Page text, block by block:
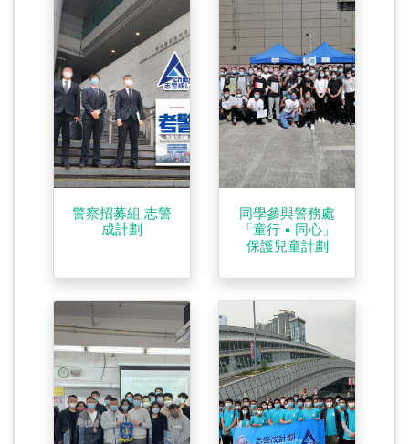
警察招募組 志警
成計劃
同學參與警務處
「童行 • 同心」
保護兒童計劃